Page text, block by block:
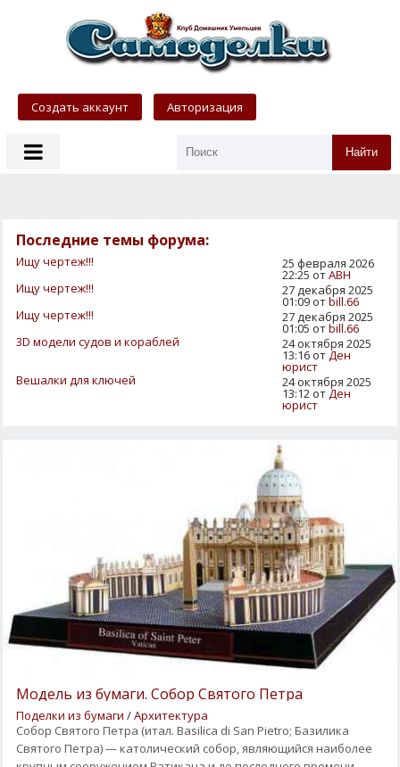
Создать аккаунт Авторизация
Найти
Последние темы форума:
Ищу чертеж!!! 25 февраля 2026
22:25 отАВН
Ищу чертеж!!!
27 декабря 2025
01:09 отbill.66
Ищу чертеж!!!
27 декабря 2025
01:05 отbill.66
3D модели судов и кораблей
24 октября 2025
13:16 отДен
юрист
Вешалки для ключей
24 октября 2025
13:12 отДен
юрист
Модель из бумаги. Собор Святого Петра
Поделки из бумаги /Архитектура
Собор Святого Петра (итал. Basilica di San Pietro; Базилика
Святого Петра) — католический собор, являющийся наиболее